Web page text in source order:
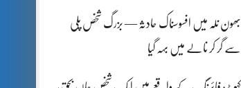
بھون نلہ میں افسوسناک حادثہ — بزرگ شخص پلی
سے گر کر نالے میں بہہ گیا